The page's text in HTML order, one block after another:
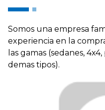
Somos una empresa
experiencia en la
las gamas (sedanes,
demas tipos).